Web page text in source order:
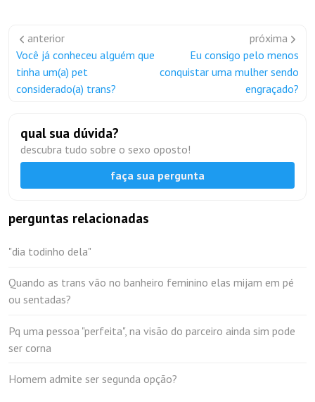
anterior
Você já conheceu alguém que
tinha um(a) pet
considerado(a) trans?
próxima
Eu consigo pelo menos
conquistar uma mulher sendo
engraçado?
qual sua dúvida?
descubra tudo sobre o sexo oposto!
faça sua pergunta
perguntas relacionadas
"dia todinho dela"
Quando as trans vão no banheiro feminino elas mijam em pé
ou sentadas?
Pq uma pessoa "perfeita", na visão do parceiro ainda sim pode
ser corna
Homem admite ser segunda opção?